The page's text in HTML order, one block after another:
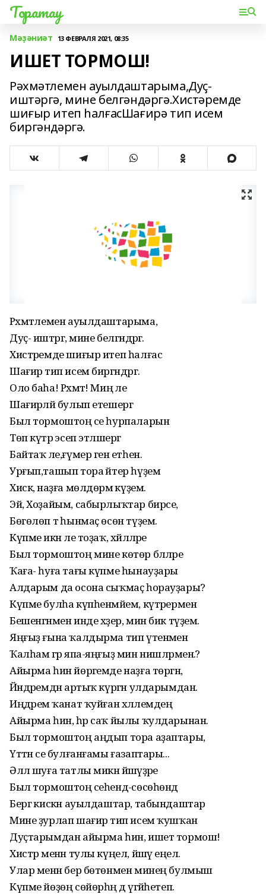
Торатау
Мәҙәниәт 13 ФЕВРАЛЯ 2021, 08:35
ИШЕТ ТОРМОШ!
Рәхмәтлемен ауылдаштарыма,Дуҫ-
иштәргә, мине белгәндәргә.Хистәремде
шиғыр итеп һалғасШағирә тип исем
биргәндәргә.
Рәхмәтлемен ауылдаштарыма,
Дуҫ- иштәргә, мине белгәндәргә.
Хистәремде шиғыр итеп һалғас
Шағирә тип исем биргәндәргә.
Оло баһа! Рәхмәт! Миңә әле
Шағирәләй булып етешергә
Был тормоштоң әсе һурпаларын
Төп күтәрә эсеп этләшергә
Байтаҡ әле,ғүмер генә етһен.
Урғып,ташып тора әйтер һүҙем
Хискә, наҙға мөлдөрәмә күҙем.
Эй, Хоҙайым, сабырлыҡтар бирсе,
Бөгөлөп тә һынмаҫ өсөн түҙем.
Күпме икән әле тоҙаҡ, хәйләләре
Был тормоштоң мине көтөр бәләләре
Ҡаға- һуға тағы күпме һынауҙары
Алдарым да осона сыҡмаҫ һорауҙары?
Күпме булһа күпһенмәйем, күтәрермен
Бешенгәнмен инде хәҙер, мин бик түҙем.
Яңғыҙ ғына ҡалдырма тип үтенәмен
Ҡалһам әгәр япа-яңғыҙ мин нишләрмен.?
Айырма һин йөрәгемде наҙға төргән,
Йәндәремдән артыҡ күргән улдарымдан.
Иңдәремә ҡанат ҡуйған хәләлемдең
Айырма һин, һәр саҡ йылы ҡулдарынан.
Был тормоштоң аңдып тора аҙаптары,
Үттән әсе булғанғамы ғазаптары...
Әллә шуға татлы микән йәшәүҙәре
Был тормоштоң әсеһендә-сөсөһөндә
Бергә кискән ауылдаштар, табындаштар
Мине ҙурлап шағирә тип исем ҡушҡан
Дуҫтарымдан айырма һин, ишет тормош!
Хистәр менән тулы күңел, йәшәү еңел.
Улар менән бер бөтөнмен минең булмыш
Күпме йөҙөң сөйөрһәң дә үгәйһетеп.